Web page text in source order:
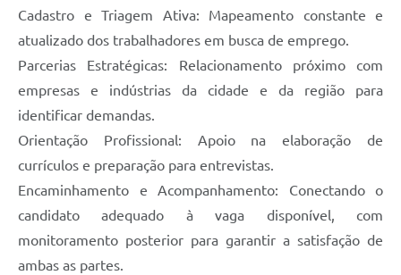
Cadastro e Triagem Ativa: Mapeamento constante e
atualizado dos trabalhadores em busca de emprego.
Parcerias Estratégicas: Relacionamento próximo com
empresas e indústrias da cidade e da região para
identificar demandas.
Orientação Profissional: Apoio na elaboração de
currículos e preparação para entrevistas.
Encaminhamento e Acompanhamento: Conectando o
candidato adequado à vaga disponível, com
monitoramento posterior para garantir a satisfação de
ambas as partes.